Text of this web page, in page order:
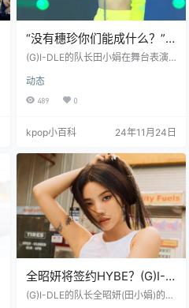
“没有穗珍你们能成什么？”…
田小娟提及退团成员，炸裂
(G)I-DLE的队长田小娟在舞台表演
议。 在23日下午于日本大阪京瓷巨
蛋举办的“2024 MAMA AWARDS J
APAN”颁奖礼上，(G)I-DLE登台献
娟率先拿着麦克风登场，开始了她
间抓住了观众的眼球和耳朵。 而其
中最引人注目的一句歌词是：“没有
穗珍，你们能成什么？” 徐穗珍是
(G)I-DLE的…
动态
489 0
kpop小百科 24年11月24日
全昭妍将签约HYBE？(G)I-
DLE未来走向引关注
(G)I-DLE的队长全昭妍(田小娟)的合